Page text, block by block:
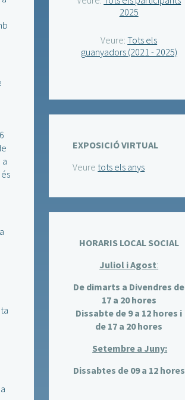
a
2025
Veure:Tots els
guanyadors (2021 - 2025)
EXPOSICIÓ VIRTUAL
Veure tots els anys
HORARIS LOCAL SOCIAL
Juliol i Agost:
De dimarts a Divendres de
17 a 20 hores
Dissabte de 9 a 12 hores i
de 17 a 20 hores
Setembre a Juny:
Dissabtes de 09 a 12 hores